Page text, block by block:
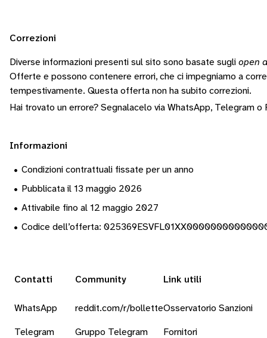
Correzioni
Diverse informazioni presenti sul sito sono basate sugli open
Offerte e possono contenere errori, che ci impegniamo a
tempestivamente. Questa offerta non ha subito correzioni.
Hai trovato un errore? Segnalacelo via WhatsApp, Telegram o
Informazioni
• Condizioni contrattuali fissate per un anno
• Pubblicata il 13 maggio 2026
• Attivabile fino al 12 maggio 2027
• Codice dell’offerta:
Contatti
WhatsApp
Telegram
Community
reddit.com/r/bollette
Gruppo Telegram
Link utili
Osservatorio Sanzioni
Fornitori